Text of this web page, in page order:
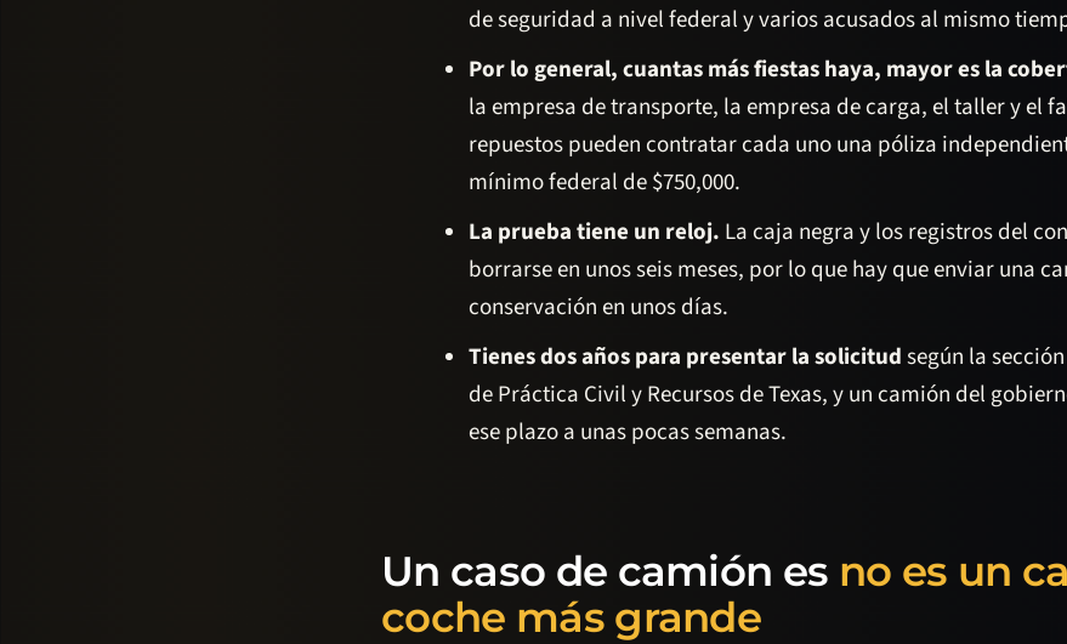
de seguridad a nivel federal y varios acusados al mismo
Por lo general, cuantas más fiestas haya, mayor es la
la empresa de transporte, la empresa de carga, el taller y el
repuestos pueden contratar cada uno una póliza
mínimo federal de $750,000.
La prueba tiene un reloj. La caja negra y los registros del
borrarse en unos seis meses, por lo que hay que enviar una
conservación en unos días.
Tienes dos años para presentar la solicitudsegún la
de Práctica Civil y Recursos de Texas, y un camión del
ese plazo a unas pocas semanas.
Un caso de camión es no es un
coche más grande